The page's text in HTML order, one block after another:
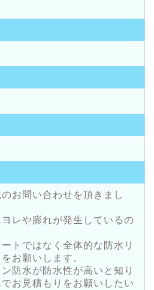
お問い合わせを頂きまし
レや膨れが発生しているの
トではなく全体的な防水リ
お願いします。
防水が防水性が高いと知り
お見積もりをお願いしたい